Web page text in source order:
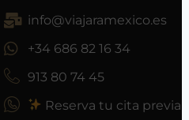
info@viajaramexico.es
+34 686 82 16 34
913 80 74 45
Reserva tu cita previa